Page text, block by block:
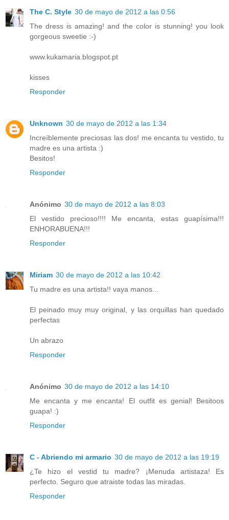
The C. Style 30 de mayo de 2012 a las 0:56
The dress is amazing! and the color is stunning! you look
gorgeous sweetie :-)
www.kukamaria.blogspot.pt
kisses
Responder
Unknown 30 de mayo de 2012 a las 1:34
Increíblemente preciosas las dos! me encanta tu vestido, tu
madre es una artista :)
Besitos!
Responder
Anónimo 30 de mayo de 2012 a las 8:03
El vestido precioso!!!! Me encanta, estas guapísima!!!
ENHORABUENA!!!
Responder
Miriam 30 de mayo de 2012 a las 10:42
Tu madre es una artista!! vaya manos...
El peinado muy muy original, y las orquillas han quedado
perfectas
Un abrazo
Responder
Anónimo 30 de mayo de 2012 a las 14:10
Me encanta y me encanta! El outfit es genial! Besitoos
guapa! :)
Responder
C - Abriendo mi armario 30 de mayo de 2012 a las 19:19
¿Te hizo el vestid tu madre? ¡Menuda artistaza! Es
perfecto. Seguro que atraiste todas las miradas.
Responder